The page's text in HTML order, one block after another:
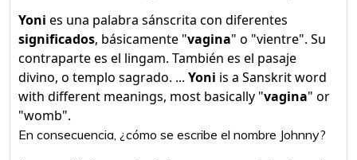
Yoni es una palabra sánscrita con diferentes
significados, básicamente "vagina" o "vientre". Su
contraparte es el lingam. También es el pasaje
divino, o templo sagrado. ... Yoni is a Sanskrit word
with different meanings, most basically "vagina" or
"womb".
En consecuencia, ¿cómo se escribe el nombre Johnny?